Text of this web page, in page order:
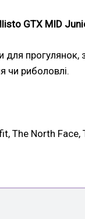
GTX MID
прогулянок,
чи риболовлі.
The North